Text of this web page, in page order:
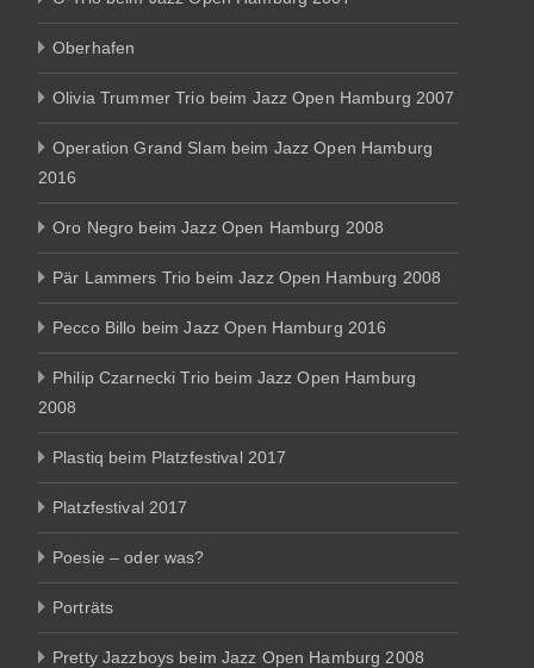
Oberhafen
Olivia Trummer Trio beim Jazz Open Hamburg 2007
Operation Grand Slam beim Jazz Open Hamburg
2016
Oro Negro beim Jazz Open Hamburg 2008
Pär Lammers Trio beim Jazz Open Hamburg 2008
Pecco Billo beim Jazz Open Hamburg 2016
Philip Czarnecki Trio beim Jazz Open Hamburg
2008
Plastiq beim Platzfestival 2017
Platzfestival 2017
Poesie – oder was?
Porträts
Pretty Jazzboys beim Jazz Open Hamburg 2008